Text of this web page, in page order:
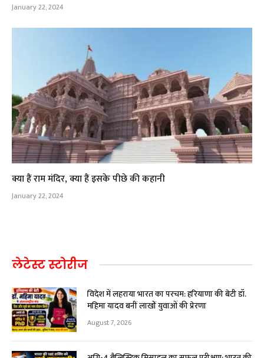
January 22, 2024
क्या हैं राम मंदिर, क्या हैं इसके पीछे की कहानी
January 22, 2024
लेटेस्ट स्टोरीज
विदेश में लहराया भारत का परचम: हरियाणा की बेटी डॉ.
महिमा यादव बनीं लाखों युवाओं की प्रेरणा
August 7, 2026